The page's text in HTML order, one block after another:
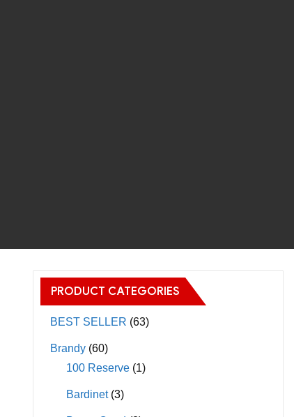
PRODUCT CATEGORIES
BEST SELLER (63)
Brandy (60)
100 Reserve (1)
Bardinet (3)